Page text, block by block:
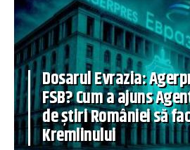
Dosarul Evrazia:
FSB? Cum a ajuns
de știri României să
Kremlinului